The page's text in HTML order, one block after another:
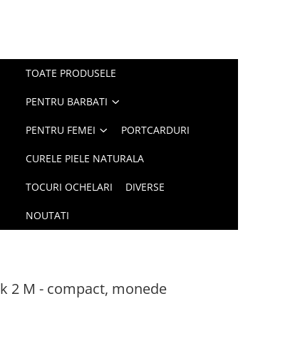
TOATE PRODUSELE
PENTRU BARBATI
PENTRU FEMEI PORTCARDURI
CURELE PIELE NATURALA
TOCURI OCHELARI DIVERSE
NOUTATI
2 M - compact, monede